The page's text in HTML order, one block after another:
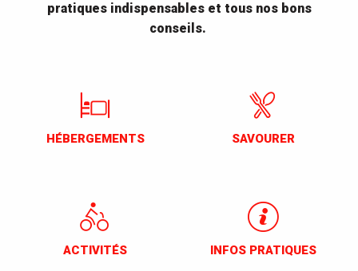
pratiques indispensables et tous nos bons
conseils.
HÉBERGEMENTS SAVOURER
ACTIVITÉS INFOS PRATIQUES